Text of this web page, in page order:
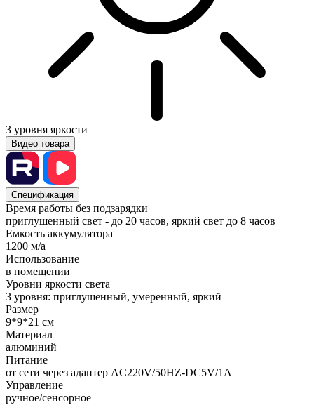
3 уровня яркости
Видео товара
Спецификация
Время работы без подзарядки
приглушенный свет - до 20 часов, яркий свет до 8 часов
Емкость аккумулятора
1200 м/а
Использование
в помещении
Уровни яркости света
3 уровня: приглушенный, умеренный, яркий
Размер
9*9*21 см
Материал
алюминий
Питание
от сети через адаптер AC220V/50HZ-DC5V/1A
Управление
ручное/сенсорное